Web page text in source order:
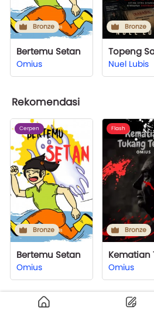
Bronze
Bertemu Setan
Omius
Bronze
Nuel Lubis
Rekomendasi
Cerpen
Bronze
Bertemu Setan
Omius
Flash
Bronze
Omius